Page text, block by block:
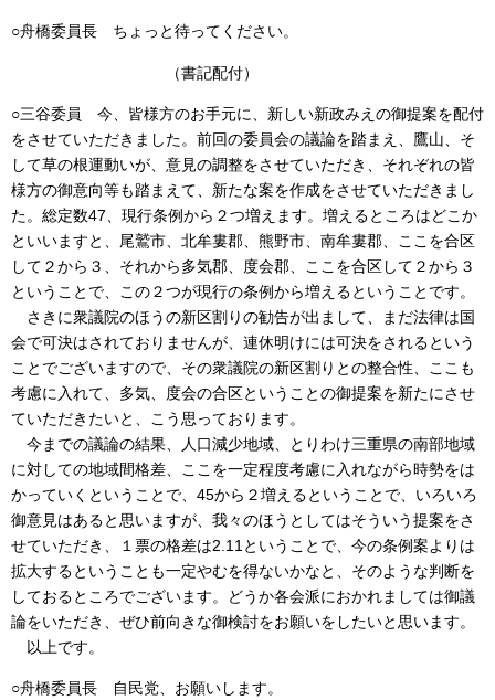
○舟橋委員長 ちょっと待ってください。
（書記配付）
○三谷委員 今、皆様方のお手元に、新しい新政みえの御提案を配付
をさせていただきました。前回の委員会の議論を踏まえ、鷹山、そ
して草の根運動いが、意見の調整をさせていただき、それぞれの皆
様方の御意向等も踏まえて、新たな案を作成をさせていただきまし
た。総定数47、現行条例から２つ増えます。増えるところはどこか
といいますと、尾鷲市、北牟婁郡、熊野市、南牟婁郡、ここを合区
して２から３、それから多気郡、度会郡、ここを合区して２から３
ということで、この２つが現行の条例から増えるということです。
さきに衆議院のほうの新区割りの勧告が出まして、まだ法律は国
会で可決はされておりませんが、連休明けには可決をされるという
ことでございますので、その衆議院の新区割りとの整合性、ここも
考慮に入れて、多気、度会の合区ということの御提案を新たにさせ
ていただきたいと、こう思っております。
今までの議論の結果、人口減少地域、とりわけ三重県の南部地域
に対しての地域間格差、ここを一定程度考慮に入れながら時勢をは
かっていくということで、45から２増えるということで、いろいろ
御意見はあると思いますが、我々のほうとしてはそういう提案をさ
せていただき、１票の格差は2.11ということで、今の条例案よりは
拡大するということも一定やむを得ないかなと、そのような判断を
しておるところでございます。どうか各会派におかれましては御議
論をいただき、ぜひ前向きな御検討をお願いをしたいと思います。
以上です。
○舟橋委員長 自民党、お願いします。